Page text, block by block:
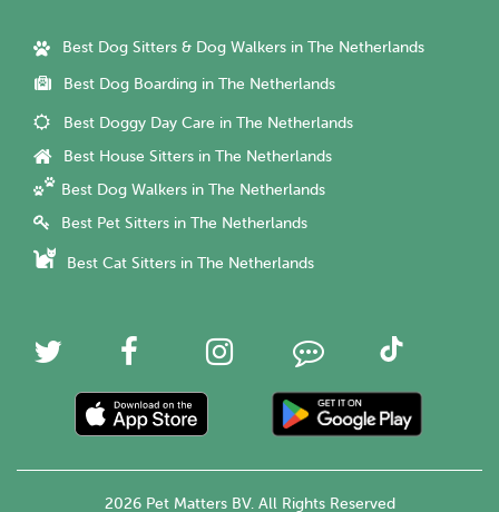
Best Dog Sitters & Dog Walkers in The Netherlands
Best Dog Boarding in The Netherlands
Best Doggy Day Care in The Netherlands
Best House Sitters in The Netherlands
Best Dog Walkers in The Netherlands
Best Pet Sitters in The Netherlands
Best Cat Sitters in The Netherlands
2026 Pet Matters BV. All Rights Reserved